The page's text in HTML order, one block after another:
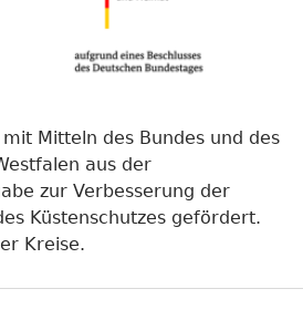
Mitteln des Bundes und des
aus der
zur Verbesserung der
Küstenschutzes gefördert.
Kreise.